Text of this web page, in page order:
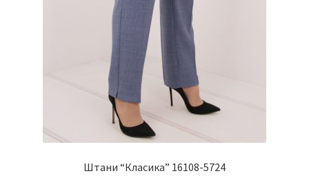
Штани “Класика” 16108-5724